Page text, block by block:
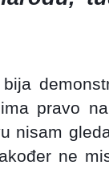
pravo
nisam
ne